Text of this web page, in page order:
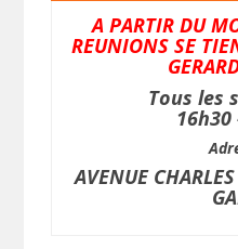
A PARTIR DU
REUNIONS SE
Tous les
16h30
AVENUE